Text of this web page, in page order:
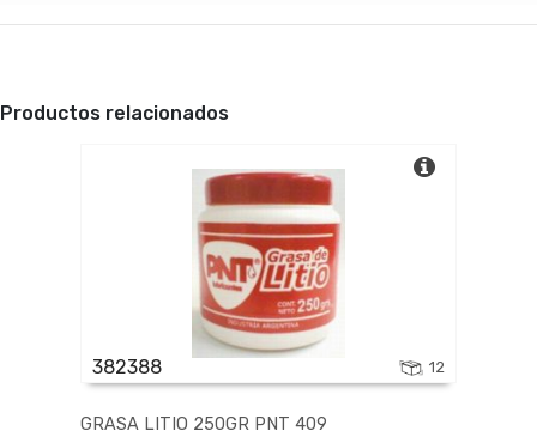
Productos relacionados
382388 12
GRASA LITIO 250GR PNT 409